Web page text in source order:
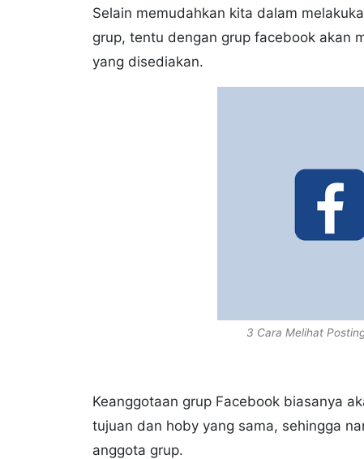
Selain memudahkan kita dalam
grup, tentu dengan grup facebook akan
yang disediakan.
3 Cara Melihat
Keanggotaan grup Facebook biasanya
tujuan dan hoby yang sama, sehingga
anggota grup.